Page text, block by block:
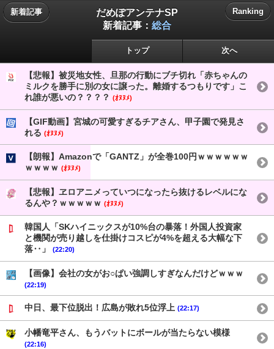
新着記事
だめぽアンテナSP
新着記事： 総合
Ranking
トップ 次へ
【悲報】被災地女性、旦那の行動にブチ切れ「赤ちゃんの
ミルクを勝手に別の女に譲った。離婚するつもりです」こ
れ誰が悪いの？？？？ (ｵﾇﾇﾒ)
【GIF動画】宮城の可愛すぎるチアさん、甲子園で発見さ
れる (ｵﾇﾇﾒ)
【朗報】Amazonで「GANTZ」が全巻100円ｗｗｗｗｗｗ
ｗｗｗｗ (ｵﾇﾇﾒ)
【悲報】ヱロアニメっていつになったら抜けるレベルにな
るんや？ｗｗｗｗｗ (ｵﾇﾇﾒ)
韓国人「SKハイニックスが10%台の暴落！外国人投資家
と機関が売り越しを仕掛けコスピが4%を超える大幅な下
落‥」
(22:20)
【画像】会社の女がお○ぱい強調しすぎなんだけどｗｗｗ
(22:19)
中日、最下位脱出！広島が敗れ5位浮上 (22:17)
小幡竜平さん、もうバットにボールが当たらない模様
(22:16)